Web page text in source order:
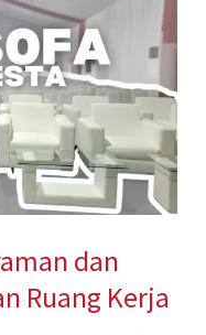
dan
Ruang Kerja